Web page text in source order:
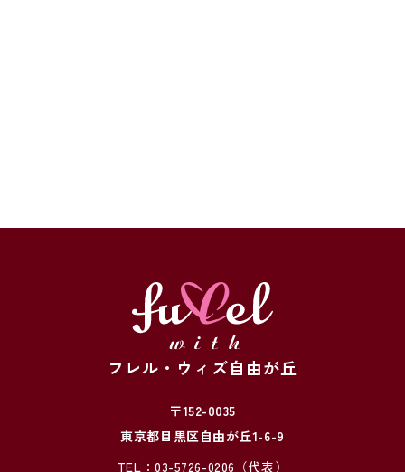
フレル・ウィズ自由が丘
〒152-0035
東京都目黒区自由が丘1-6-9
TEL：03-5726-0206 （代表）